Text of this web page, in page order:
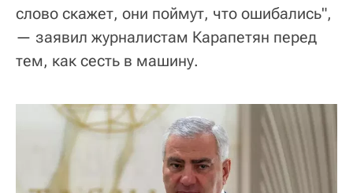
слово скажет, они поймут, что ошибались",
— заявил журналистам Карапетян перед
тем, как сесть в машину.